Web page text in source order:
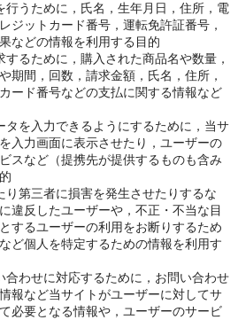
行うために，氏名，生年月日，住所，電
ジットカード番号，運転免許証番号，
などの情報を利用する目的
するために，購入された商品名や数量，
期間，回数，請求金額，氏名，住所，
ード番号などの支払に関する情報など
タを入力できるようにするために，当サ
入力画面に表示させたり，ユーザーの
スなど（提携先が提供するものも含み
り第三者に損害を発生させたりするな
違反したユーザーや，不正・不当な目
するユーザーの利用をお断りするため
ど個人を特定するための情報を利用す
合わせに対応するために，お問い合わせ
報など当サイトがユーザーに対してサ
必要となる情報や，ユーザーのサービ